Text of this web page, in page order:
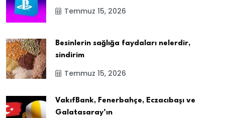
Temmuz 15, 2026
Besinlerin sağlığa faydaları nelerdir,
sindirim
Temmuz 15, 2026
VakıfBank, Fenerbahçe, Eczacıbaşı ve
Galatasaray’ın